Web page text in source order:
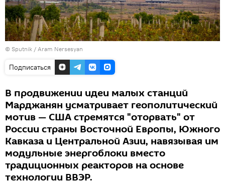
© Sputnik / Aram Nersesyan
Подписаться
В продвижении идеи малых станций
Марджанян усматривает геополитический
мотив — США стремятся "оторвать" от
России страны Восточной Европы, Южного
Кавказа и Центральной Азии, навязывая им
модульные энергоблоки вместо
традиционных реакторов на основе
технологии ВВЭР.